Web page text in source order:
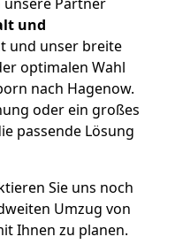
und
und unser breite
optimalen Wahl
nach Hagenow.
oder ein großes
passende Lösung
Sie uns noch
Umzug von
Ihnen zu planen.